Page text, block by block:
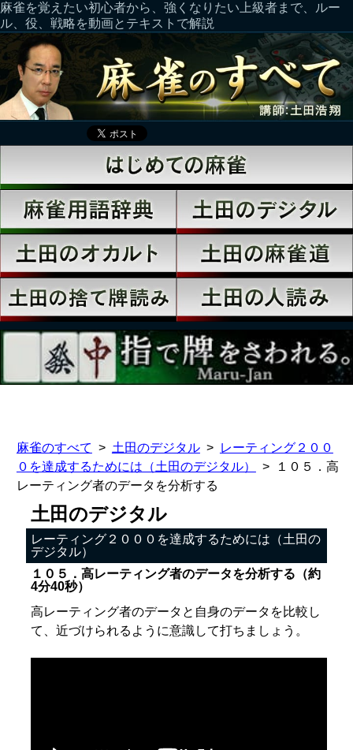
麻雀を覚えたい初心者から、強くなりたい上級者まで、ルー
ル、役、戦略を動画とテキストで解説
麻雀のすべて 土田のデジタル
レーティング２００
０を達成するためには（土田のデジタル）
１０５．高
レーティング者のデータを分析する
土田のデジタル
レーティング２０００を達成するためには（土田の
デジタル）
１０５．高レーティング者のデータを分析する（約
4分40秒）
高レーティング者のデータと自身のデータを比較し
て、近づけられるように意識して打ちましょう。